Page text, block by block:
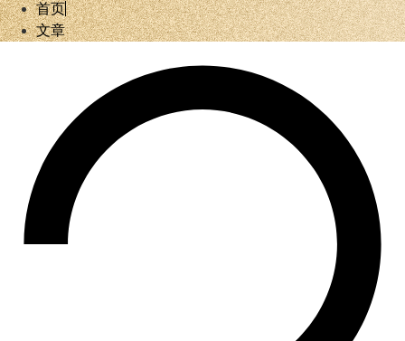
首页
文章